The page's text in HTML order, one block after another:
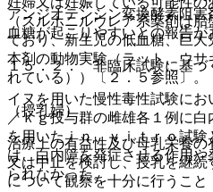
アンジオテンシン変換酵素阻
血糖が起こりやすいとの報告が
１５．２． 非臨床試験に基づ
イヌを用いた慢性毒性試験にお
／ｋｇ投与群の雌雄各１例に
を用いたｉｎ ｖｉｔｒｏ試験
は、白内障を発症させる作用
られなかった。
（スルホニルウレア系薬剤は
ており、新生児の低血糖、巨大
本剤の動物実験（ラット、ウ
れている））〔２．５参照〕。
（授乳婦）
治療上の有益性及び母乳栄養
又は中止を検討し、授乳を継
について観察を十分に行うこ